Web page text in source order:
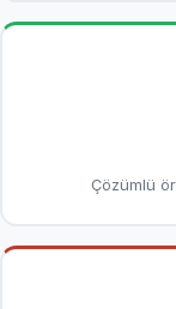
Çözümlü